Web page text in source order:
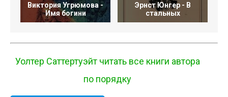
Виктория Угрюмова -
Имя богини
Эрнст Юнгер - В
стальных
Уолтер Саттертуэйт читать все книги автора
по порядку